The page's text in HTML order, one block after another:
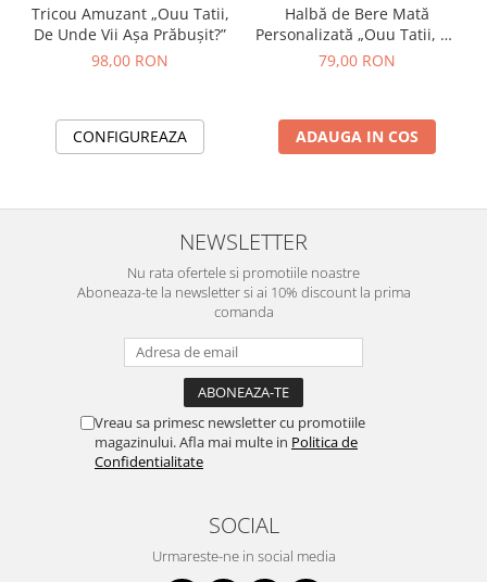
Tricou Amuzant „Ouu Tatii,
De Unde Vii Așa Prăbușit?”
98,00 RON
CONFIGUREAZA
Halbă de Bere Mată
Personalizată „Ouu Tatii, De
Unde Vii Așa Prăbușit?”
79,00 RON
ADAUGA IN COS
NEWSLETTER
Nu rata ofertele si promotiile noastre
Aboneaza-te la newsletter si ai 10% discount la prima
comanda
Vreau sa primesc newsletter cu promotiile
magazinului. Afla mai multe in Politica de
Confidentialitate
SOCIAL
Urmareste-ne in social media